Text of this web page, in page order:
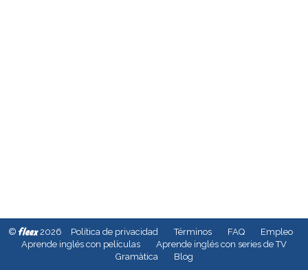
© fleex2026 Política de privacidad Términos FAQ
Empleo
Aprende inglés con películas
Aprende inglés con series de TV
Gramàtica
Blog